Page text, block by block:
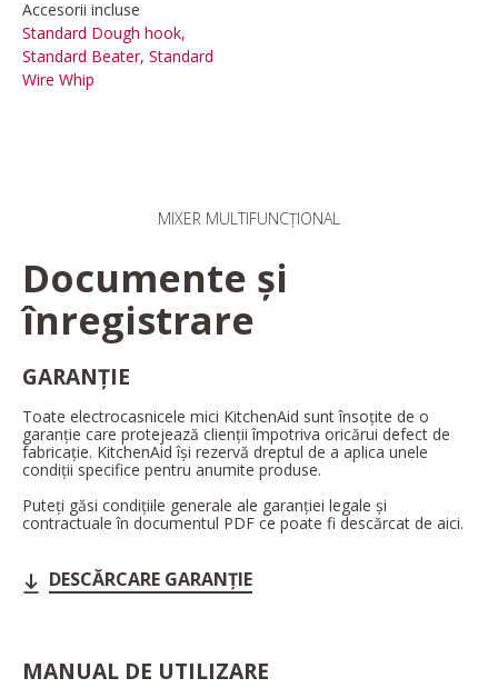
Accesorii incluse
Standard Dough hook,
Standard Beater, Standard
Wire Whip
MIXER MULTIFUNCȚIONAL
Documente și
înregistrare
GARANȚIE
Toate electrocasnicele mici KitchenAid sunt însoțite de o
garanție care protejează clienții împotriva oricărui defect de
fabricație. KitchenAid își rezervă dreptul de a aplica unele
condiții specifice pentru anumite produse.
Puteți găsi condițiile generale ale garanției legale și
contractuale în documentul PDF ce poate fi descărcat de aici.
DESCĂRCARE GARANȚIE
MANUAL DE UTILIZARE